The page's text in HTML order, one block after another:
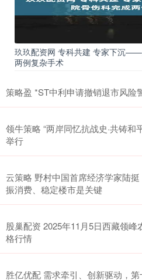
玖玖配资网 专科共建 专家下沉
两例复杂手术
策略盈 *ST中利申请撤销退市风险
领牛策略 “两岸同忆抗战史·共铸和
举行
云策略 野村中国首席经济学家陆
振消费、稳定楼市是关键
股巢配资 2025年11月5日西藏领
格行情
胜亿优配 需求牵引、创新驱动，